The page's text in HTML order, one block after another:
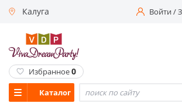
Калуга Войти/
Каталог
Избранное0